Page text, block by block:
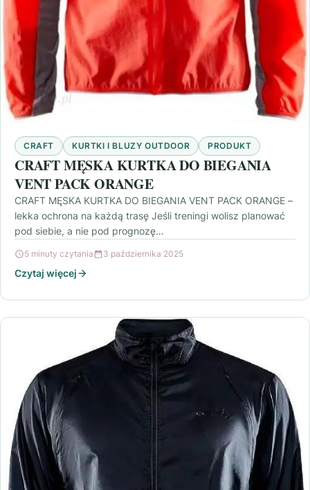
CRAFT KURTKI I BLUZY OUTDOOR PRODUKT
CRAFT MĘSKA KURTKA DO BIEGANIA
VENT PACK ORANGE
CRAFT MĘSKA KURTKA DO BIEGANIA VENT PACK ORANGE –
lekka ochrona na każdą trasę Jeśli treningi wolisz planować
pod siebie, a nie pod prognozę…
5 minuty czytania 3 października 2025
Czytaj więcej